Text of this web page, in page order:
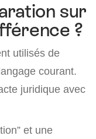
sur
?
utilisés de
courant.
juridique avec
et une